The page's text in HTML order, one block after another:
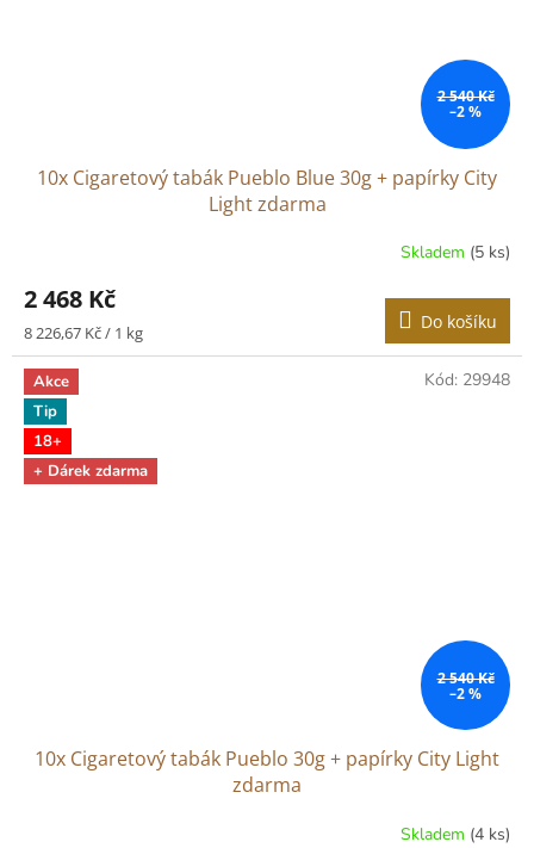
2 540 Kč
–2 %
10x Cigaretový tabák Pueblo Blue 30g + papírky City
Light zdarma
Skladem (5 ks)
2 468 Kč
Měrná
cena:
8 226,67 Kč / 1 kg Do košíku
Akce
Tip
18+
+ Dárek zdarma
2 540 Kč
–2 %
10x Cigaretový tabák Pueblo 30g + papírky City Light
zdarma
Skladem (4 ks)
Kód: 29948